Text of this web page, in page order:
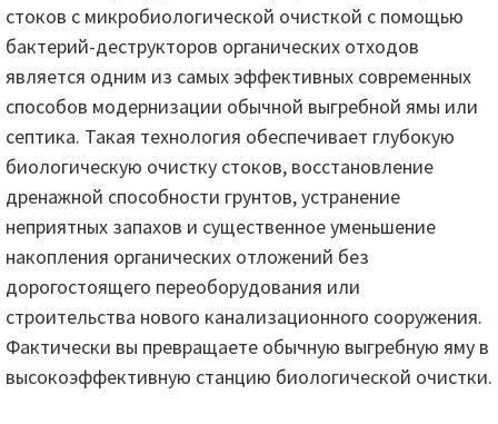
стоков с микробиологической очисткой с помощью
бактерий-деструкторов органических отходов
является одним из самых эффективных современных
способов модернизации обычной выгребной ямы или
септика. Такая технология обеспечивает глубокую
биологическую очистку стоков, восстановление
дренажной способности грунтов, устранение
неприятных запахов и существенное уменьшение
накопления органических отложений без
дорогостоящего переоборудования или
строительства нового канализационного сооружения.
Фактически вы превращаете обычную выгребную яму в
высокоэффективную станцию ​​биологической очистки.